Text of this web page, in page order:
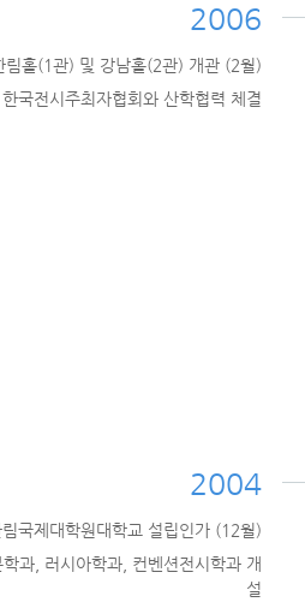
2006
림홀(1관) 및 강남홀(2관) 개관 (2월)
국전시주최자협회와 산학협력 체결
2004
국제대학원대학교 설립인가 (12월)
과, 러시아학과, 컨벤션전시학과 개
설